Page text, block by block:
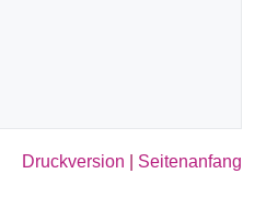
Druckversion Seitenanfang